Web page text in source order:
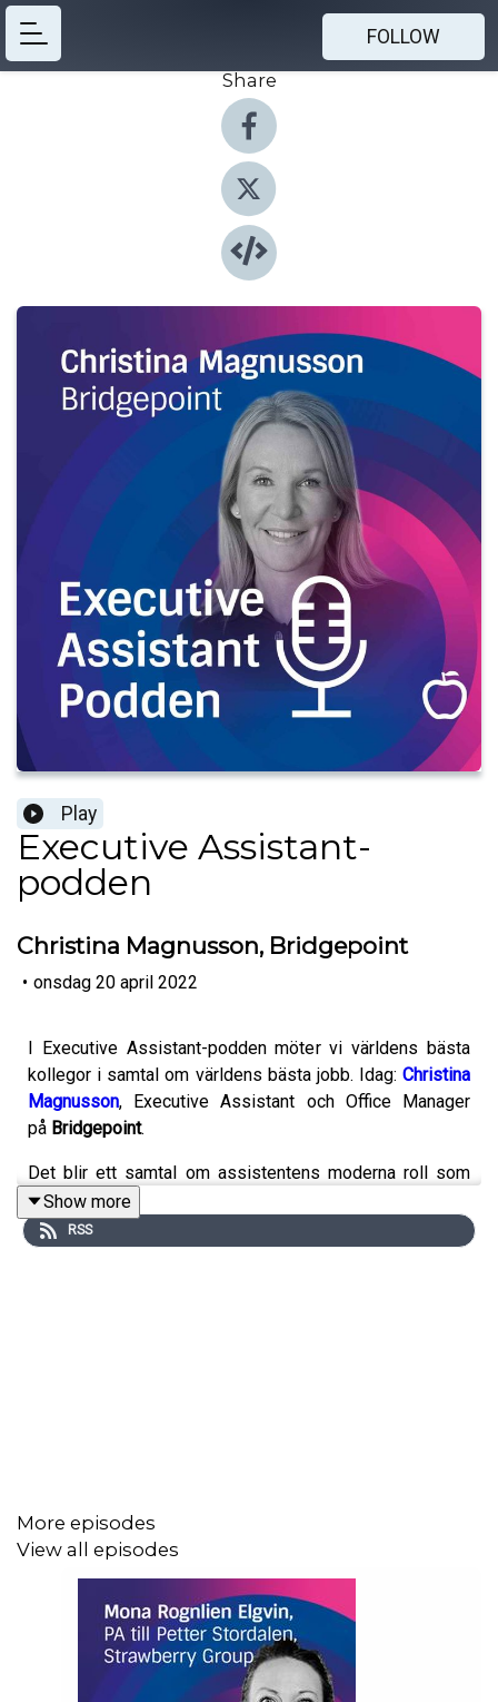
FOLLOW
Share
Play
Executive Assistant-
podden
Christina Magnusson, Bridgepoint
• onsdag 20 april 2022
I Executive Assistant-podden möter vi världens bästa
kollegor i samtal om världens bästa jobb. Idag: Christina
Magnusson, Executive Assistant och Office Manager
på Bridgepoint.
Det blir ett samtal om assistentens moderna roll som
kulturbärande projektledare, Christinas vardag i en global
och högpresterande Private Equity-miljö och hur hon
genom åren utformat sin egen position.
ljudproducenterna
Hotels.
Show more
RSS
More episodes
View all episodes